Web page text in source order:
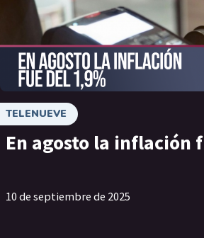
TELENUEVE
En agosto la inflación
10 de septiembre de 2025